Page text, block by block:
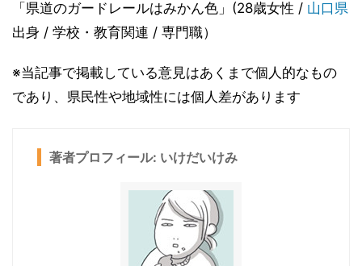
「県道のガードレールはみかん色」(28歳女性 / 山口県
出身 / 学校・教育関連 / 専門職）
※当記事で掲載している意見はあくまで個人的なもの
であり、県民性や地域性には個人差があります
著者プロフィール: いけだいけみ